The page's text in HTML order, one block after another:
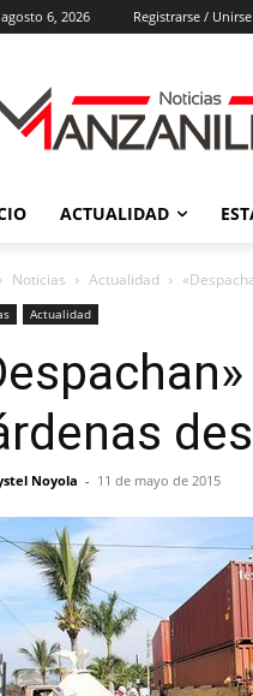
6, 2026 Registrarse / Unirse
ACTUALIDAD
Noticias Actualidad
Actualidad
Noyola - 11 de mayo de 2015